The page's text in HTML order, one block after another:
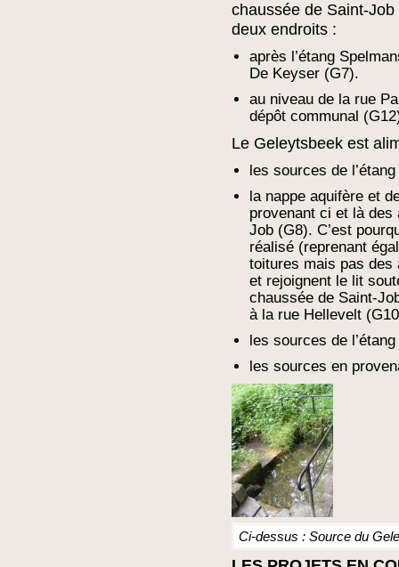
chaussée de Saint-Job
deux endroits :
après l’étang
De Keyser (G7).
au niveau de la rue
dépôt communal
Le Geleytsbeek est
les sources de
la nappe aquifère et
provenant ci et là des
Job (G8). C’est
réalisé (reprenant
toitures mais pas des
et rejoignent le lit
chaussée de Saint-
à la rue Hellevelt
les sources de
les sources en
Ci-dessus : Source du